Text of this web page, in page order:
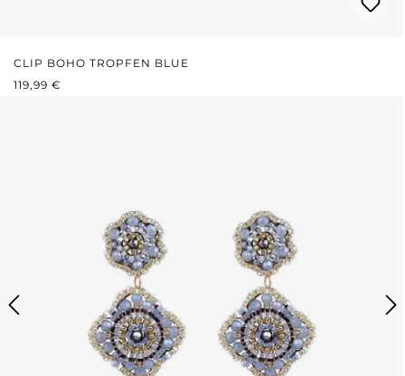
CLIP BOHO TROPFEN BLUE
REGULÄRER PREIS:
119,99 €